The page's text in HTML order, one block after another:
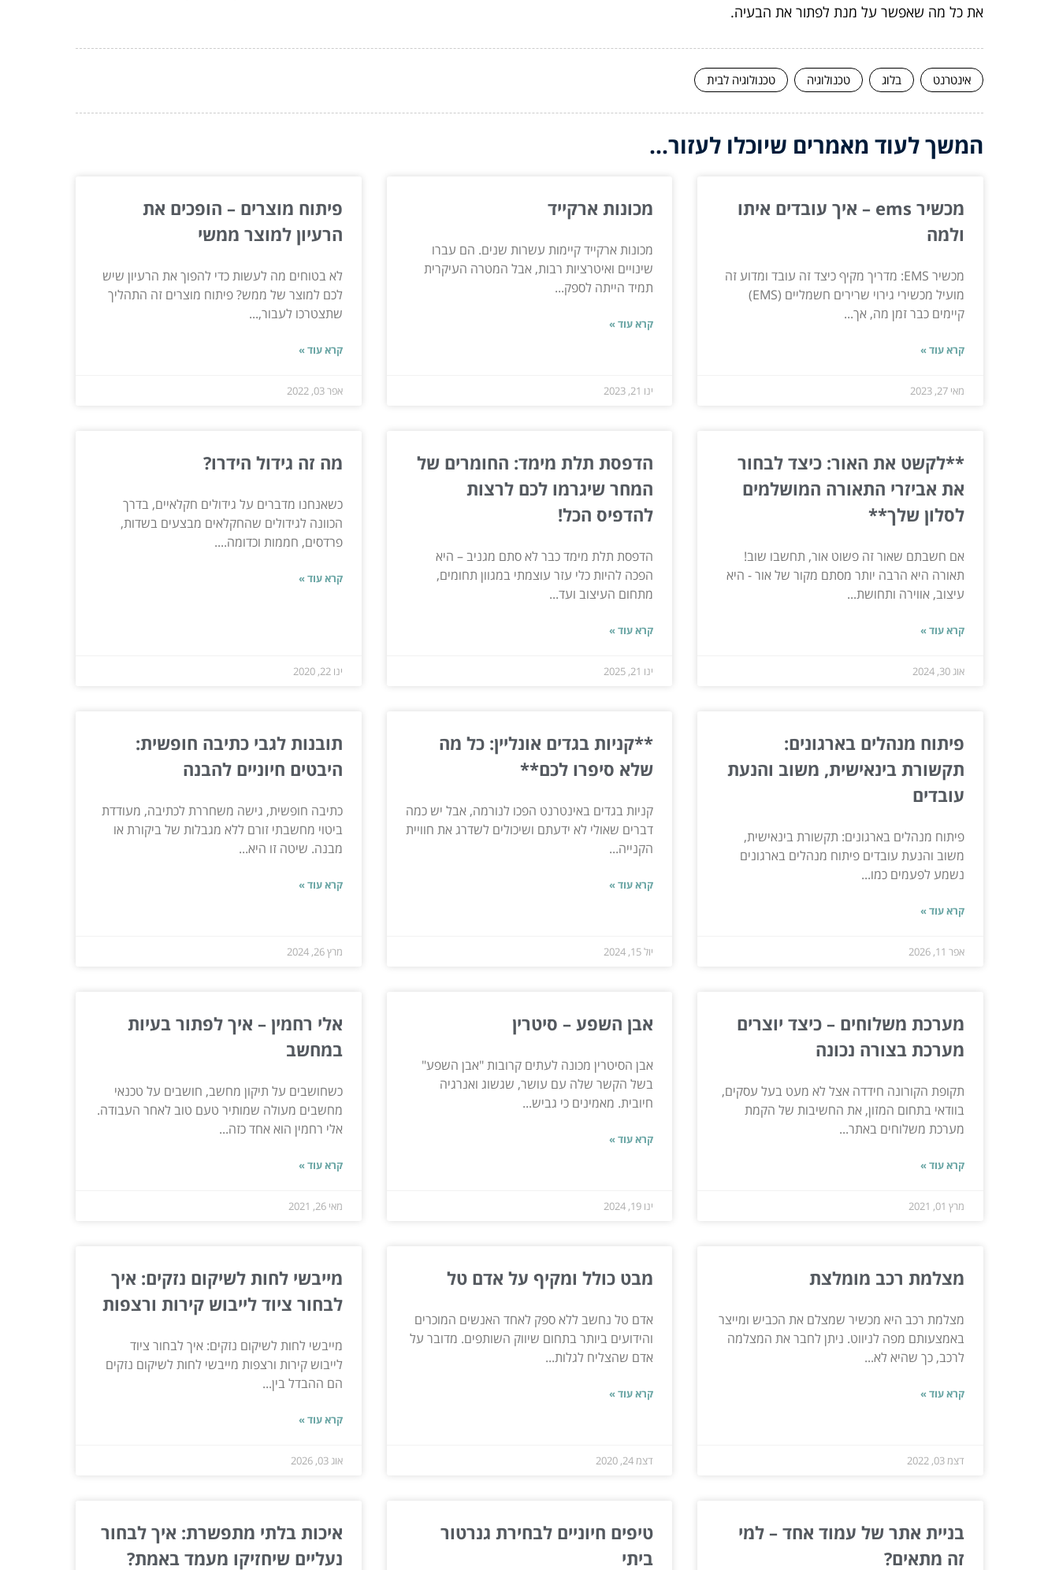
את כל מה שאפשר על מנת לפתור את הבעיה.
אינטרנט בלוג טכנולוגיה טכנולוגיה לבית
המשך לעוד מאמרים שיוכלו לעזור...
מכשיר ems – איך עובדים איתו
ולמה
מכשיר EMS: מדריך מקיף כיצד זה עובד ומדוע זה
מועיל מכשירי גירוי שרירים חשמליים (EMS)
קיימים כבר זמן מה, אך...
קרא עוד »
מאי 27, 2023
מכונות ארקייד
מכונות ארקייד קיימות עשרות שנים. הם עברו
שינויים ואיטרציות רבות, אבל המטרה העיקרית
תמיד הייתה לספק...
קרא עוד »
ינו 21, 2023
פיתוח מוצרים – הופכים את
הרעיון למוצר ממשי
לא בטוחים מה לעשות כדי להפוך את הרעיון שיש
לכם למוצר של ממש? פיתוח מוצרים זה התהליך
שתצטרכו לעבור,...
קרא עוד »
אפר 03, 2022
**לקשט את האור: כיצד לבחור
את אביזרי התאורה המושלמים
לסלון שלך**
אם חשבתם שאור זה פשוט אור, תחשבו שוב!
תאורה היא הרבה יותר מסתם מקור של אור - היא
עיצוב, אווירה ותחושת...
קרא עוד »
אוג 30, 2024
הדפסת תלת מימד: החומרים של
המחר שיגרמו לכם לרצות
להדפיס הכל!
הדפסת תלת מימד כבר לא סתם מגניב – היא
הפכה להיות כלי עזר עוצמתי במגוון תחומים,
מתחום העיצוב ועד...
קרא עוד »
ינו 21, 2025
מה זה גידול הידרו?
כשאנחנו מדברים על גידולים חקלאיים, בדרך
הכוונה לגידולים שהחקלאים מבצעים בשדות,
פרדסים, חממות וכדומה....
קרא עוד »
ינו 22, 2020
פיתוח מנהלים בארגונים:
תקשורת בינאישית, משוב והנעת
עובדים
פיתוח מנהלים בארגונים: תקשורת בינאישית,
משוב והנעת עובדים פיתוח מנהלים בארגונים
נשמע לפעמים כמו...
קרא עוד »
אפר 11, 2026
**קניות בגדים אונליין: כל מה
שלא סיפרו לכם**
קניות בגדים באינטרנט הפכו לנורמה, אבל יש כמה
דברים שאולי לא ידעתם ושיכולים לשדרג את חוויית
הקנייה...
קרא עוד »
יול 15, 2024
תובנות לגבי כתיבה חופשית:
היבטים חיוניים להבנה
כתיבה חופשית, גישה משחררת לכתיבה, מעודדת
ביטוי מחשבתי זורם ללא מגבלות של ביקורת או
מבנה. שיטה זו היא...
קרא עוד »
מרץ 26, 2024
מערכת משלוחים – כיצד יוצרים
מערכת בצורה נכונה
תקופת הקורונה חידדה אצל לא מעט בעל עסקים,
בוודאי בתחום המזון, את החשיבות של הקמת
מערכת משלוחים באתר...
קרא עוד »
מרץ 01, 2021
אבן השפע – סיטרין
אבן הסיטרין מכונה לעתים קרובות "אבן השפע"
בשל הקשר שלה עם עושר, שגשוג ואנרגיה
חיובית. מאמינים כי גביש...
קרא עוד »
ינו 19, 2024
אלי רחמין – איך לפתור בעיות
במחשב
כשחושבים על תיקון מחשב, חושבים על טכנאי
מחשבים מעולה שמותיר טעם טוב לאחר העבודה.
אלי רחמין הוא אחד כזה...
קרא עוד »
מאי 26, 2021
מצלמת רכב מומלצת
מצלמת רכב היא מכשיר שמצלם את הכביש ומייצר
באמצעותם מפה לניווט. ניתן לחבר את המצלמה
לרכב, כך שהיא לא...
קרא עוד »
דצמ 03, 2022
מבט כולל ומקיף על אדם טל
אדם טל נחשב ללא ספק לאחד האנשים המוכרים
והידועים ביותר בתחום שיווק השותפים. מדובר על
אדם שהצליח לגלות...
קרא עוד »
דצמ 24, 2020
מייבשי לחות לשיקום נזקים: איך
לבחור ציוד לייבוש קירות ורצפות
מייבשי לחות לשיקום נזקים: איך לבחור ציוד
לייבוש קירות ורצפות מייבשי לחות לשיקום נזקים
הם ההבדל בין...
קרא עוד »
אוג 03, 2026
בניית אתר של עמוד אחד – למי
זה מתאים?
טיפים חיוניים לבחירת גנרטור
ביתי
איכות בלתי מתפשרת: איך לבחור
נעליים שיחזיקו מעמד באמת?